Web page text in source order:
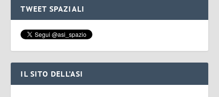
TWEET SPAZIALI
IL SITO DELL’ASI